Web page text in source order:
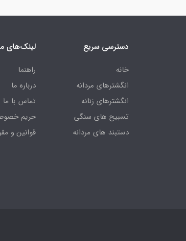
دسترسی سریع
خانه
انگشترهای مردانه
انگشترهای زنانه
تسبیح های سنگی
دستبند های مردانه
لینک‌های
راهنما
درباره ما
تماس با ما
حریم
قوانین و